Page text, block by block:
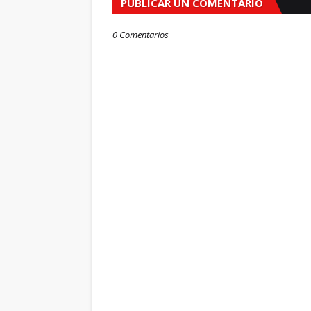
PUBLICAR UN COMENTARIO
0 Comentarios